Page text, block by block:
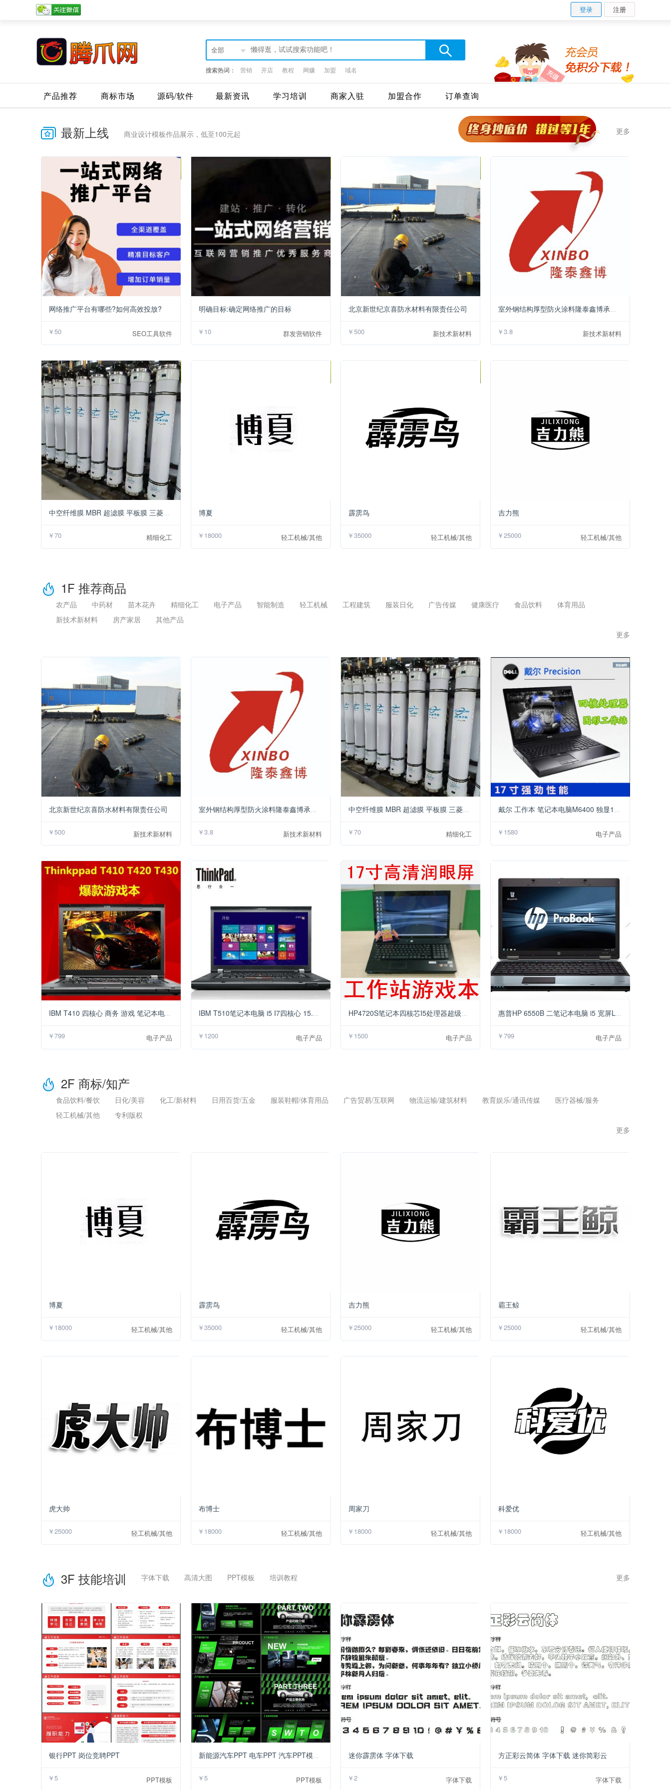
登录 注册
全部
搜索热词： 营销 开店 教程 网赚 加盟 域名
产品推荐 商标市场 源码/软件 最新资讯 学习培训 商家入驻 加盟合作 订单查询
最新上线 商业设计模板作品展示，低至100元起 更多 >>
网络推广平台有哪些?如何高效投放?
￥50 SEO工具软件
明确目标:确定网络推广的目标
￥10 群发营销软件
北京新世纪京喜防水材料有限责任公司
￥500
￥500 新技术新材料 ￥3.8 新技术新材料
￥70
￥70 精细化工
博夏
￥18000 轻工机械/其他
霹雳鸟
￥35000 轻工机械/其他
吉力熊
￥25000 轻工机械/其他
1F 推荐商品
农产品 中药材 苗木花卉 精细化工 电子产品 智能制造 轻工机械 工程建筑 服装日化 广告传媒 健康医疗 食品饮料
体育用品
新技术新材料
房产家居
其他产品
更多 >>
北京新世纪京喜防水材料有限责任公司
￥500
￥500 新技术新材料 ￥3.8 新技术新材料
￥70
￥70 精细化工 ￥1580 电子产品
￥799
￥799 电子产品
￥1200
￥1200 电子产品
￥1500
￥1500 电子产品 ￥799 电子产品
2F 商标/知产
食品饮料/餐饮 日化/美容 化工/新材料 日用百货/五金 服装鞋帽/体育用品 广告贸易/互联网 物流运输/建筑材料 教育娱乐/通讯传媒
医疗器械/服务
轻工机械/其他
专利版权
更多 >>
博夏
￥18000 轻工机械/其他
霹雳鸟
￥35000 轻工机械/其他
吉力熊
￥25000 轻工机械/其他
霸王鲸
￥25000 轻工机械/其他
虎大帅
￥25000 轻工机械/其他
布博士
￥18000 轻工机械/其他
周家刀
￥18000 轻工机械/其他
科爱优
￥18000 轻工机械/其他
3F 技能培训 字体下载 高清大图 PPT模板 培训教程 更多 >>
银行PPT 岗位竞聘PPT
￥5
￥5 PPT模板
￥5
￥5 PPT模板
迷你霹雳体 字体下载
￥2 字体下载
方正彩云简体 字体下载 迷你简彩云
￥5 字体下载